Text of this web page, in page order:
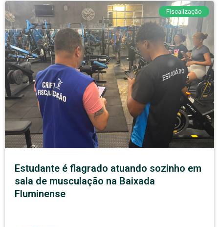
Fiscalização
Estudante é flagrado atuando sozinho em
sala de musculação na Baixada
Fluminense